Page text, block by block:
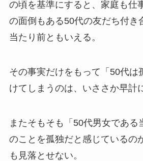
の頃を基準にすると、家庭も仕
の面倒もある50代の友だち付き
当たり前ともいえる。
その事実だけをもって「50代は
けてしまうのは、いささか早計
またそもそも「50代男女である
のことを孤独だと感じているの
も見落とせない。